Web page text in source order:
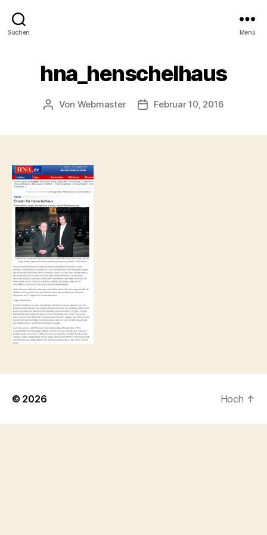
Suchen Menü
hna_henschelhaus
Beitragsautor
Von Webmaster Beitragsdatum
Februar 10, 2016
© 2026 Hoch ↑